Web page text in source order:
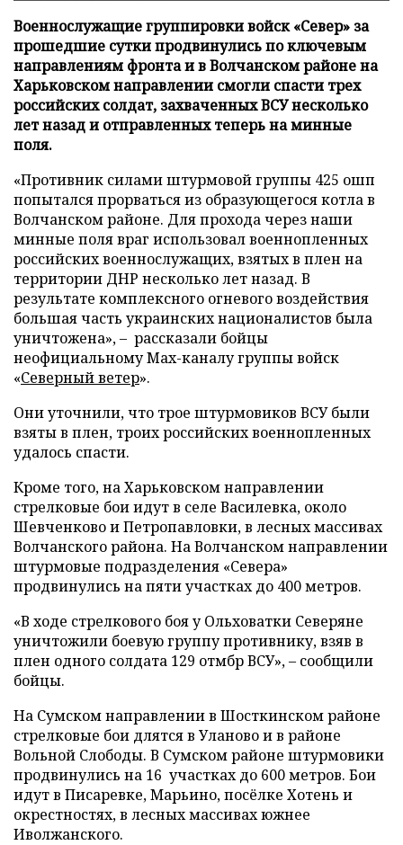
Военнослужащие группировки войск «Север» за
прошедшие сутки продвинулись по ключевым
направлениям фронта и в Волчанском районе на
Харьковском направлении смогли спасти трех
российских солдат, захваченных ВСУ несколько
лет назад и отправленных теперь на минные
поля.
«Противник силами штурмовой группы 425 ошп
попытался прорваться из образующегося котла в
Волчанском районе. Для прохода через наши
минные поля враг использовал военнопленных
российских военнослужащих, взятых в плен на
территории ДНР несколько лет назад. В
результате комплексного огневого воздействия
большая часть украинских националистов была
уничтожена», – рассказали бойцы
неофициальному Max-каналу группы войск
«Северный ветер».
Они уточнили, что трое штурмовиков ВСУ были
взяты в плен, троих российских военнопленных
удалось спасти.
Кроме того, на Харьковском направлении
стрелковые бои идут в селе Василевка, около
Шевченково и Петропавловки, в лесных массивах
Волчанского района. На Волчанском направлении
штурмовые подразделения «Севера»
продвинулись на пяти участках до 400 метров.
«В ходе стрелкового боя у Ольховатки Северяне
уничтожили боевую группу противнику, взяв в
плен одного солдата 129 отмбр ВСУ», – сообщили
бойцы.
На Сумском направлении в Шосткинском районе
стрелковые бои длятся в Уланово и в районе
Вольной Слободы. В Сумском районе штурмовики
продвинулись на 16 участках до 600 метров. Бои
идут в Писаревке, Марьино, посёлке Хотень и
окрестностях, в лесных массивах южнее
Иволжанского.